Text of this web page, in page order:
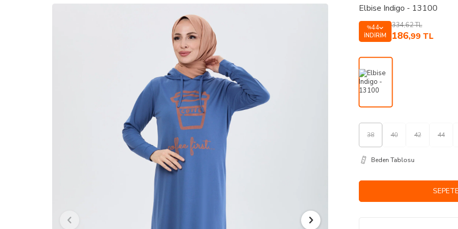
Elbise Indigo - 13100
%44
İNDIRIM
334,62TL
186,99 TL
38 40 42 44
Beden Tablosu